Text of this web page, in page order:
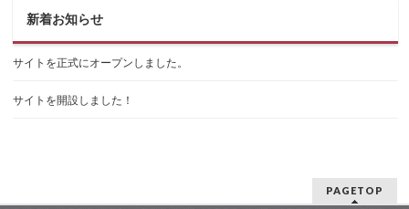
新着お知らせ
サイトを正式にオープンしました。
サイトを開設しました！
PAGETOP